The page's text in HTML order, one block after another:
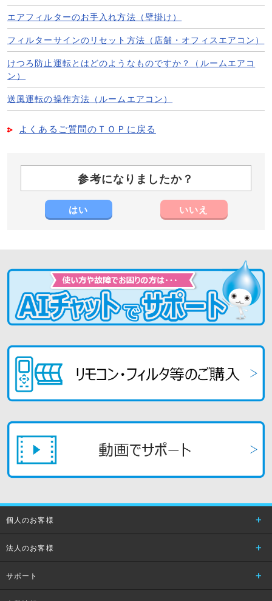
エアフィルターのお手入れ方法（壁掛け）
フィルターサインのリセット方法（店舗・オフィスエアコン）
けつろ防止運転とはどのようなものですか？（ルームエアコ
ン）
送風運転の操作方法（ルームエアコン）
よくあるご質問のＴＯＰに戻る
参考になりましたか？
はい いいえ
個人のお客様
法人のお客様
サポート